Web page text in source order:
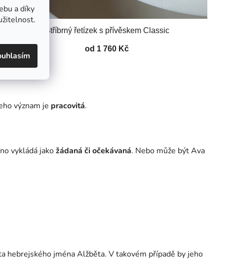
a díky
Stříbrný řetízek s přívěskem Classic
od 1 760 Kč
význam je pracovitá.
vykládá jakožádaná či očekávaná. Nebo může být Ava
hebrejského jména Alžběta. V takovém případě by jeho